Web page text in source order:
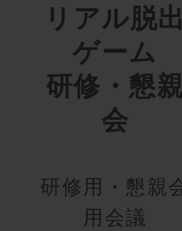
リアル脱
ゲーム
研修・懇
会
研修用・懇親
用会議